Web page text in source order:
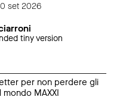
set 2026
tiny version
per non perdere gli
MAXXI